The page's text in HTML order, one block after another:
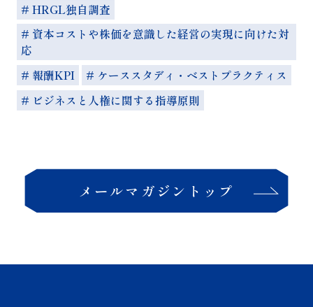
# HRGL独自調査
# 資本コストや株価を意識した経営の実現に向けた対
応
# 報酬KPI
# ケーススタディ・ベストプラクティス
# ビジネスと人権に関する指導原則
メールマガジントップ